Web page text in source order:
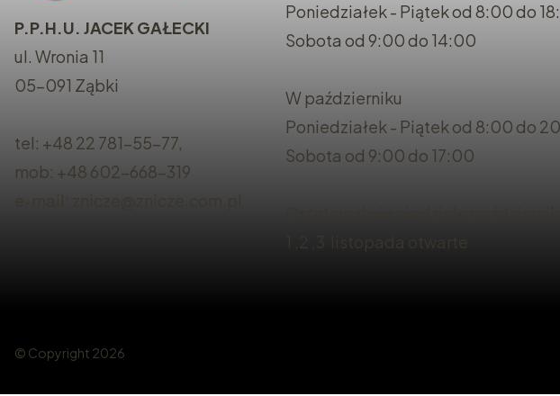
P.P.H.U. JACEK GAŁECKI
ul. Wronia 11
05-091 Ząbki
tel: +48 22 781-55-77,
mob: +48 602-668-319
e-mail: znicze@znicze.com.pl
Poniedziałek - Piątek od 8:00 do
Sobota od 9:00 do 14:00
W październiku
Poniedziałek - Piątek od 8:00 do
Sobota od 9:00 do 17:00
© Copyright 2026